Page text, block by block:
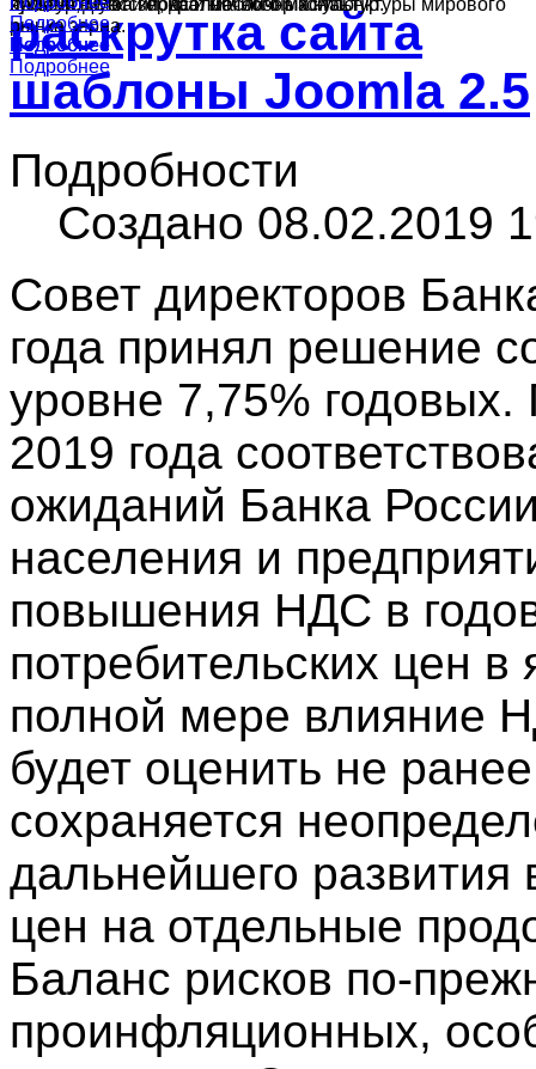
культур в России, краткий обзор конъюнктуры мирового
рынка зерна.
Подробнее
ячменя, муки и подсолнечного масла.
Подробнее
производства зерна и масличных культур.
Подробнее
Подробнее
раскрутка сайта
шаблоны Joomla 2.5
Подробности
Создано 08.02.2019
Совет директоров
года принял решение
уровне 7,75%
2019 года
ожиданий Банка
населения и
повышения НДС в
потребительских цен
полной мере влияние
будет оценить не
сохраняется
дальнейшего
цен на отдельные
Баланс рисков по-
проинфляционных,